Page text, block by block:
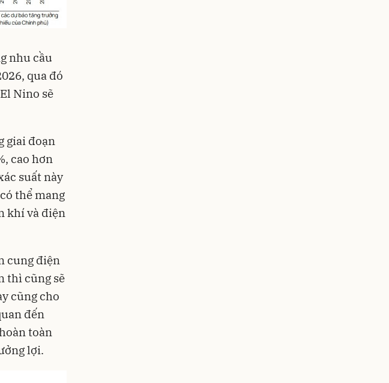
nhu cầu
qua đó
Nino sẽ
giai đoạn
cao hơn
suất này
thể mang
khí và điện
cung điện
thì cũng sẽ
cũng cho
đến
toàn
lợi.